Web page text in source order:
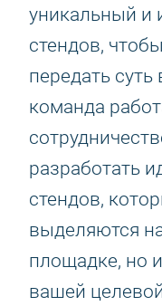
уникальный и
стендов,
передать
команда
разработать
стендов,
выделяются
площадке, но
вашей